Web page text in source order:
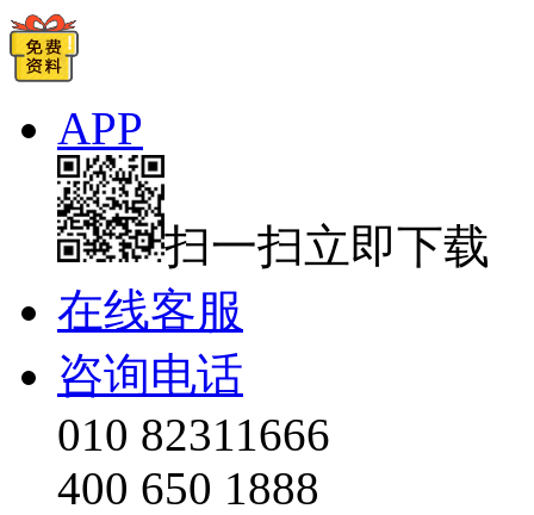
APP
扫一扫立即下载
在线客服
咨询电话
010 82311666
400 650 1888